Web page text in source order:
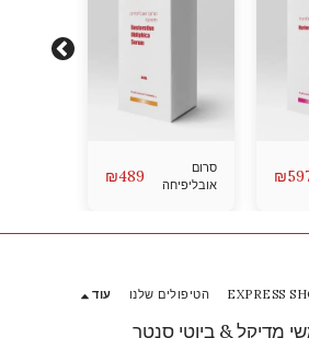
₪
סרום
אובליפיחה
₪489
מדיקל & ביוטי סנטר
EXPRESS הטיפולים שלנו עוד